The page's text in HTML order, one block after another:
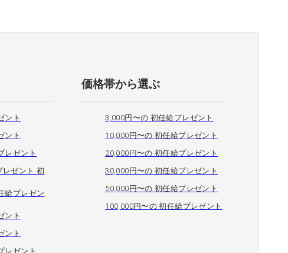
ント
ント
レゼント
レゼント 初
給プレゼン
ント
ント
レゼント
価格帯から選ぶ
3,000円〜の 初任給プレゼント
10,000円〜の 初任給プレゼント
20,000円〜の 初任給プレゼント
30,000円〜の 初任給プレゼント
50,000円〜の 初任給プレゼント
100,000円〜の 初任給プレゼント